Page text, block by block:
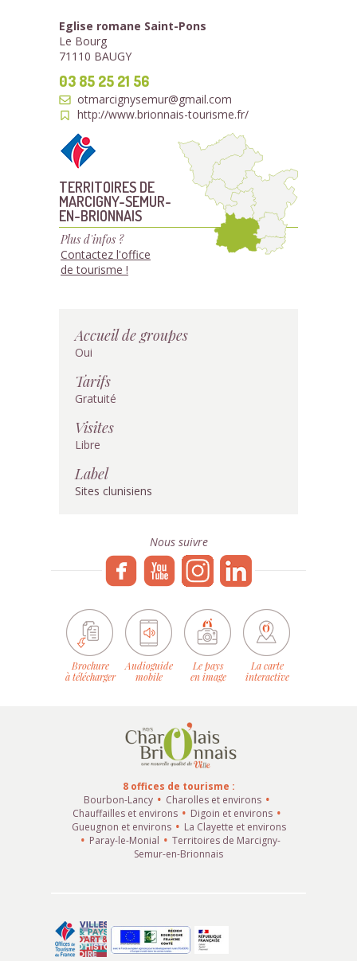
Eglise romane Saint-Pons
Le Bourg
71110 BAUGY
03 85 25 21 56
otmarcignysemur@gmail.com
http://www.brionnais-tourisme.fr/
TERRITOIRES DE
MARCIGNY-SEMUR-
EN-BRIONNAIS
Plus d'infos ?
Contactez l'office
de tourisme !
Accueil de groupes
Oui
Tarifs
Gratuité
Visites
Libre
Label
Sites clunisiens
Nous suivre
Brochure
à télécharger
Audioguide
mobile
Le pays
en image
La carte
interactive
8 offices de tourisme :
Bourbon-Lancy
Charolles et environs
Chauffailles et environs
Digoin et environs
Gueugnon et environs
La Clayette et environs
Paray-le-Monial
Territoires de Marcigny-
Semur-en-Brionnais